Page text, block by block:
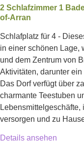
2 Schlafzimmer 1
of-Arran
Schlafplatz für 4 -
in einer schönen Lage,
und dem Zentrum von
Aktivitäten, darunter
Das Dorf verfügt über
charmante Teestuben
versorgen und zu
Details ansehen